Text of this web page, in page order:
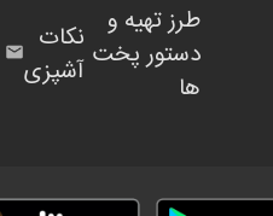
طرز تهیه و
دستور پخت
ها
نکات
آشپزی